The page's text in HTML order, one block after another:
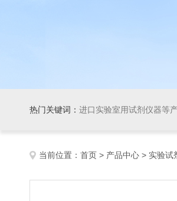
热门关键词： 进口实验室用试剂仪器等
当前位置： 首页 > 产品中心 > 实验试